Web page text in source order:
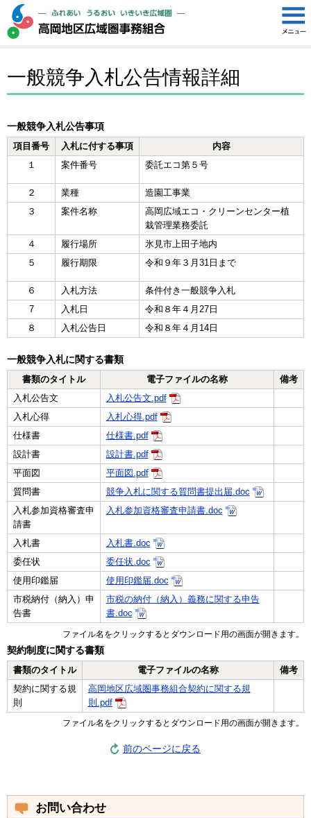
一般競争入札公告情報詳細
一般競争入札公告事項
項目番号 入札に付する事項
内容
１
案件番号 委託エコ第５号
２ 業種
造園工事業
３
案件名称
高岡広域エコ・クリーンセンター植
栽管理業務委託
４
履行場所
氷見市上田子地内
５
履行期限 令和９年３月31日まで
６ 入札方法
条件付き一般競争入札
7
入札日
令和８年４月27日
８
入札公告日 令和８年４月14日
一般競争入札に関する書類
書類のタイトル 電子ファイルの名称
備考
入札公告文
入札公告文.pdf
入札心得
入札心得.pdf
仕様書
仕様書.pdf
設計書
設計書.pdf
平面図
平面図.pdf
質問書
競争入札に関する質問書提出届.doc
入札参加資格審査申
請書
入札参加資格審査申請書.doc
入札書
入札書.doc
委任状
委任状.doc
使用印鑑届
使用印鑑届.doc
市税納付（納入）申
告書
市税の納付（納入）義務に関する申告
書.doc
ファイル名をクリックするとダウンロード用の画面が開きます。
契約制度に関する書類
書類のタイトル 電子ファイルの名称
備考
契約に関する規
則
高岡地区広域圏事務組合契約に関する規
則.pdf
ファイル名をクリックするとダウンロード用の画面が開きます。
前のページに戻る
お問い合わせ